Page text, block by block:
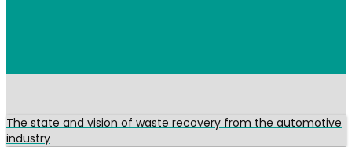
The state and vision of waste recovery from the automotive
industry